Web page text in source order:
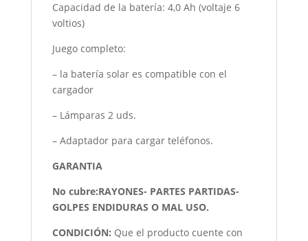
Capacidad de la batería: 4,0 Ah (voltaje 6
voltios)
Juego completo:
– la batería solar es compatible con el
cargador
– Lámparas 2 uds.
– Adaptador para cargar teléfonos.
GARANTIA
No cubre:RAYONES- PARTES PARTIDAS-
GOLPES ENDIDURAS O MAL USO.
CONDICIÓN: Que el producto cuente con